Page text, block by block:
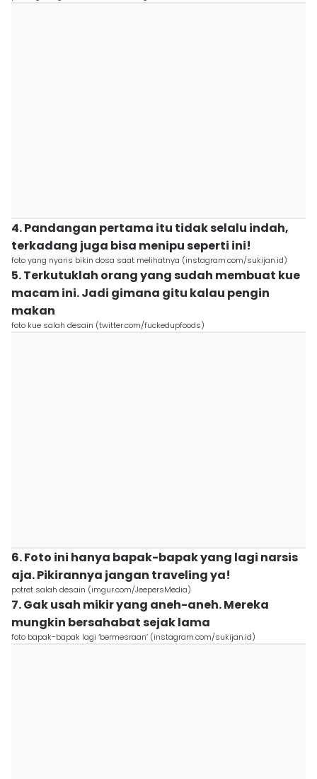
4. Pandangan pertama itu tidak selalu indah,
terkadang juga bisa menipu seperti ini!
foto yang nyaris bikin dosa saat melihatnya (instagram.com/sukijan.id)
5. Terkutuklah orang yang sudah membuat kue
macam ini. Jadi gimana gitu kalau pengin
makan
foto kue salah desain (twitter.com/fuckedupfoods)
6. Foto ini hanya bapak-bapak yang lagi narsis
aja. Pikirannya jangan traveling ya!
potret salah desain (imgur.com/JeepersMedia)
7. Gak usah mikir yang aneh-aneh. Mereka
mungkin bersahabat sejak lama
foto bapak-bapak lagi ‘bermesraan’ (instagram.com/sukijan.id)